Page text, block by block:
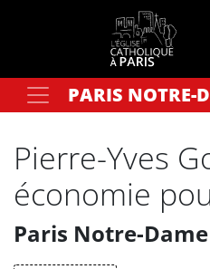
Votre recherchePARIS NOTRE-
Pierre-Yves
économie
Paris Notre-
Panneau de gestion des cookies